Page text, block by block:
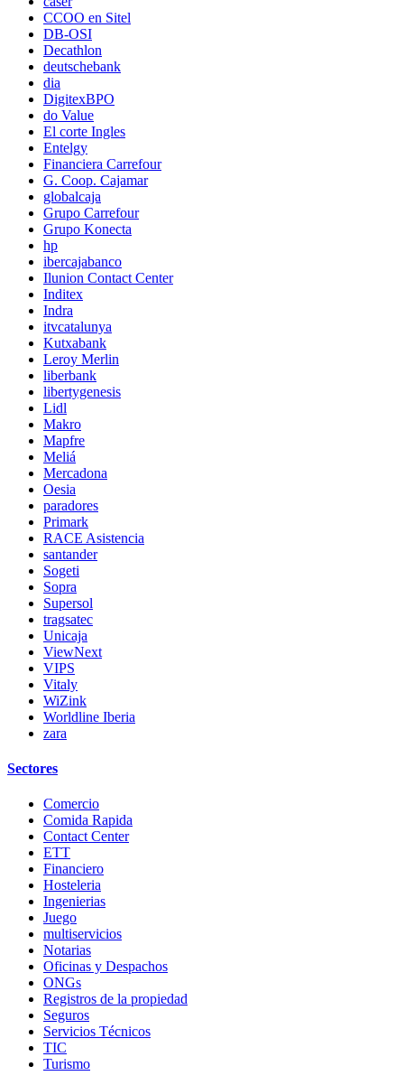
CCOO en Sitel
DB-OSI
Decathlon
deutschebank
dia
DigitexBPO
do Value
El corte Ingles
Entelgy
Financiera Carrefour
G. Coop. Cajamar
globalcaja
Grupo Carrefour
Grupo Konecta
hp
ibercajabanco
Ilunion Contact Center
Inditex
Indra
itvcatalunya
Kutxabank
Leroy Merlin
liberbank
libertygenesis
Lidl
Makro
Mapfre
Meliá
Mercadona
Oesia
paradores
Primark
RACE Asistencia
santander
Sogeti
Sopra
Supersol
tragsatec
Unicaja
ViewNext
VIPS
Vitaly
WiZink
Worldline Iberia
zara
Sectores
Comercio
Comida Rapida
Contact Center
ETT
Financiero
Hosteleria
Ingenierias
Juego
multiservicios
Notarias
Oficinas y Despachos
ONGs
Registros de la propiedad
Seguros
Servicios Técnicos
TIC
Turismo